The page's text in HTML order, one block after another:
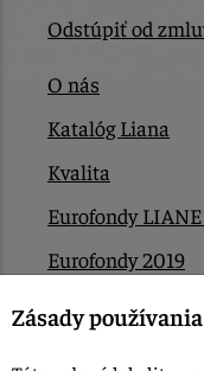
Odstúpiť od
O nás
Katalóg Liana
Kvalita
Eurofondy
Eurofondy 2019
Eurofondy 2022/
Zásady